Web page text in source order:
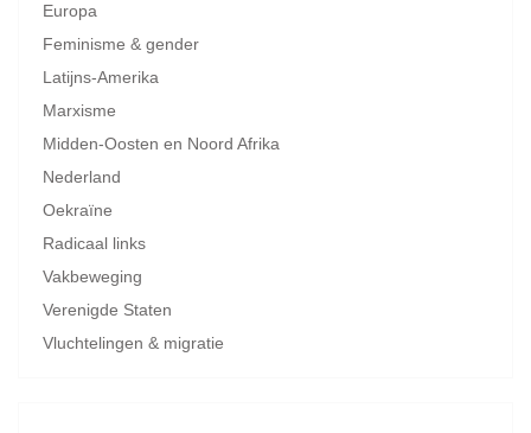
Europa
Feminisme & gender
Latijns-Amerika
Marxisme
Midden-Oosten en Noord Afrika
Nederland
Oekraïne
Radicaal links
Vakbeweging
Verenigde Staten
Vluchtelingen & migratie